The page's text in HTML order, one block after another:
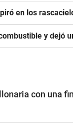
en los
y dejó
con una